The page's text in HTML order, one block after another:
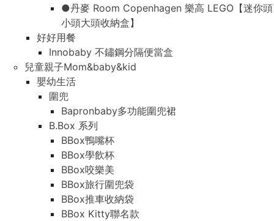
●丹麥 Room Copenhagen 樂高 LEGO【迷你頭
小頭大頭收納盒】
好好用餐
Innobaby 不鏽鋼分隔便當盒
兒童親子Mom&baby&kid
嬰幼生活
圍兜
Bapronbaby多功能圍兜裙
B.Box 系列
BBox鴨嘴杯
BBox學飲杯
BBox咬樂美
BBox旅行圍兜袋
BBox推車收納袋
BBox Kitty聯名款